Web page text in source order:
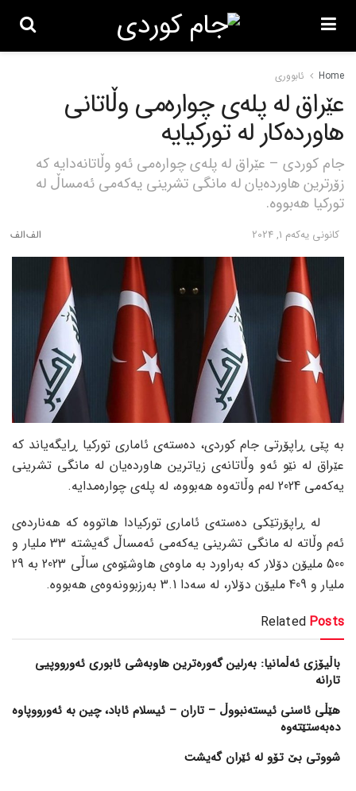
Home ئابووری
عێراق لە پلەی چوارەمی وڵاتانی
هاوردەکار لە تورکیایە
جام کوردی – عێراق لە پلەی چوارەمی ئەو وڵاتانەدایە کە
زۆرترین هاوردەیان لە مانگی تشرینی یەکەمی ئەمساڵ لە
تورکیا هەبووە.
كانونی یه‌كه‌م 1, 2024
بە پێی ڕاپۆرتی جام کوردی، دەستەی ئاماری تورکیا ڕایگەیاند کە
عێراق لە نێو ئەو وڵاتانەی زیاترین هاوردەیان لە مانگی تشرینی
یەکەمی 2024 لەم وڵاتەوە هەبووە، لە پلەی چوارەمدایە.
لە ڕاپۆرتێکی دەستەی ئاماری تورکیادا هاتووە کە هەناردەی
ئەم وڵاتە لە مانگی تشرینی یەکەمی ئەمساڵ گەیشتە 33 ملیار و
500 ملیۆن دۆلار کە بەراورد بە ماوەی هاوشێوەی ساڵی 2023 بە 29
ملیار و 409 ملیۆن دۆلار، لە سەدا 3.1 بەرزبوونەوەی هەبووە.
Related Posts
باڵیۆزی ئەڵمانیا: بەرلین گەورەترین هاوبەشی ئابوری ئەورووپیی
تارانە
هێڵی ئاسنی ئیستەنبووڵ – تاران – ئیسلام ئاباد، چین بە ئەورووپاوە
دەبەستێتەوە
شووتی بێ تۆو لە ئێران گەیشت